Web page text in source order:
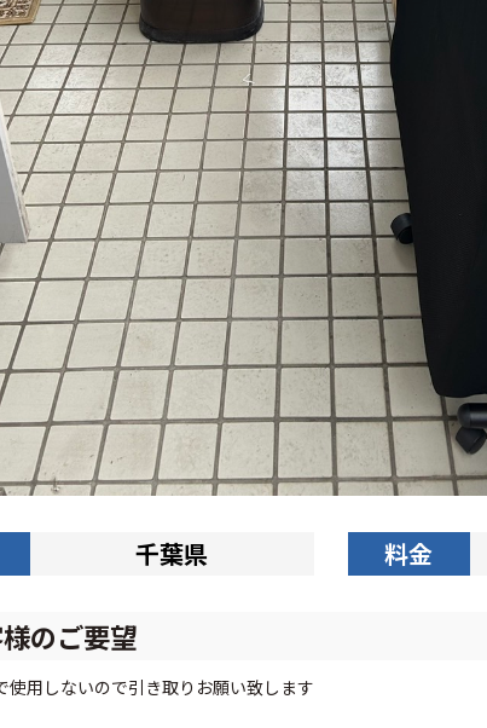
千葉県 料金
のご要望
使用しないので引き取りお願い致します